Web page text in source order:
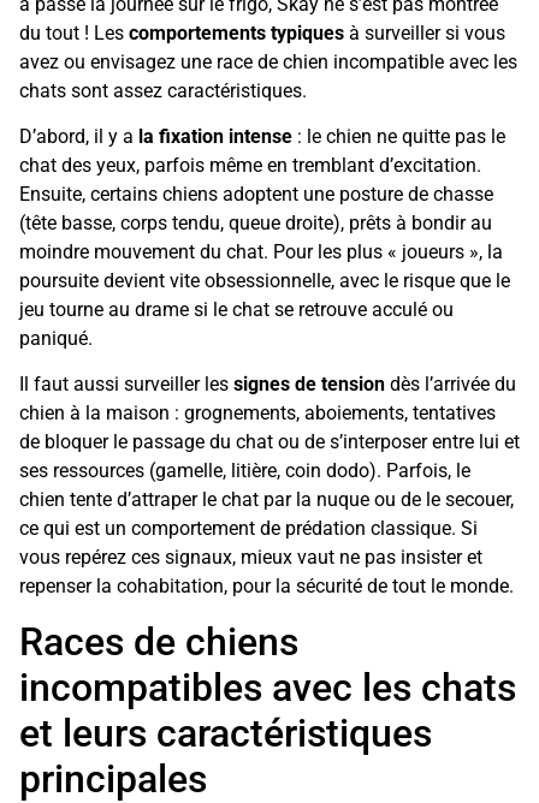
du tout ! Les comportements typiques à surveiller si vous
avez ou envisagez une race de chien incompatible avec les
chats sont assez caractéristiques.
D’abord, il y a la fixation intense : le chien ne quitte pas le
chat des yeux, parfois même en tremblant d’excitation.
Ensuite, certains chiens adoptent une posture de chasse
(tête basse, corps tendu, queue droite), prêts à bondir au
moindre mouvement du chat. Pour les plus « joueurs », la
poursuite devient vite obsessionnelle, avec le risque que le
jeu tourne au drame si le chat se retrouve acculé ou
paniqué.
Il faut aussi surveiller les signes de tension dès l’arrivée du
chien à la maison : grognements, aboiements, tentatives
de bloquer le passage du chat ou de s’interposer entre lui et
ses ressources (gamelle, litière, coin dodo). Parfois, le
chien tente d’attraper le chat par la nuque ou de le secouer,
ce qui est un comportement de prédation classique. Si
vous repérez ces signaux, mieux vaut ne pas insister et
repenser la cohabitation, pour la sécurité de tout le monde.
Races de chiens
incompatibles avec les chats
et leurs caractéristiques
principales